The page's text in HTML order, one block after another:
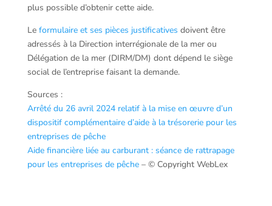
plus possible d’obtenir cette aide.
Le formulaire et ses pièces justificatives doivent être
adressés à la Direction interrégionale de la mer ou
Délégation de la mer (DIRM/DM) dont dépend le siège
social de l’entreprise faisant la demande.
Sources :
Arrêté du 26 avril 2024 relatif à la mise en œuvre d’un
dispositif complémentaire d’aide à la trésorerie pour les
entreprises de pêche
Aide financière liée au carburant : séance de rattrapage
pour les entreprises de pêche– © Copyright WebLex